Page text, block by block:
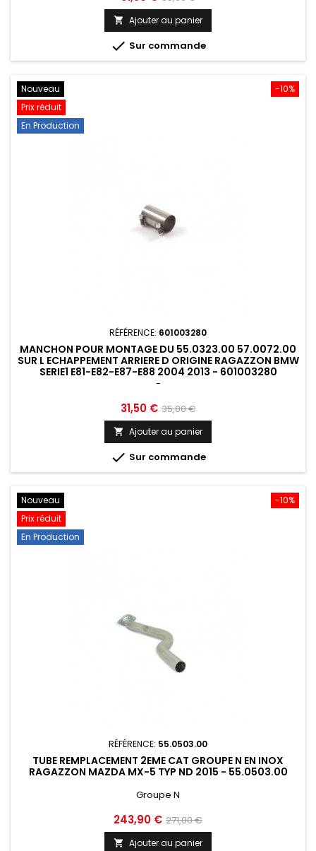
de
base
 Ajouter au panier
 Sur commande
-10%
Nouveau
Prix réduit
En Production
RÉFÉRENCE: 601003280
MANCHON POUR MONTAGE DU 55.0323.00 57.0072.00
SUR L ECHAPPEMENT ARRIERE D ORIGINE RAGAZZON BMW
SERIE1 E81-E82-E87-E88 2004 2013 - 601003280
-
Prix
31,50 € Prix
de
base
35,00 €
 Ajouter au panier
 Sur commande
-10%
Nouveau
Prix réduit
En Production
RÉFÉRENCE: 55.0503.00
TUBE REMPLACEMENT 2EME CAT GROUPE N EN INOX
RAGAZZON MAZDA MX-5 TYP ND 2015 - 55.0503.00
Groupe N
Prix
243,90 € Prix
de
271,00 €
 Ajouter au panier